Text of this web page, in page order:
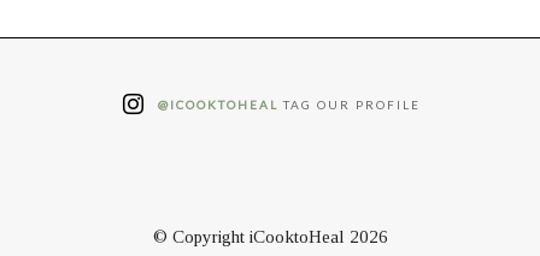
@ICOOKTOHEAL TAG OUR PROFILE
© Copyright iCooktoHeal 2026